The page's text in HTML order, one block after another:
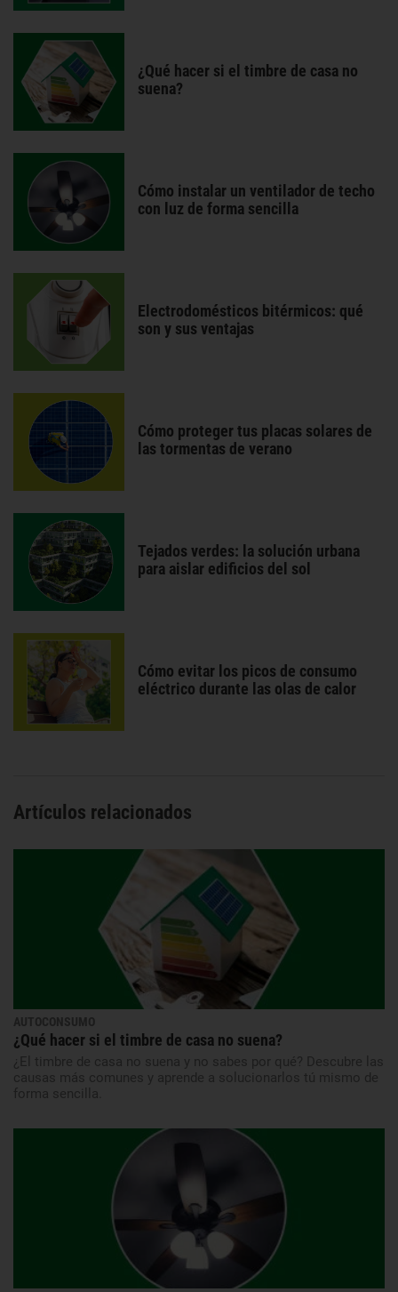
¿Qué hacer si el timbre de casa no
suena?
Cómo instalar un ventilador de techo
con luz de forma sencilla
Electrodomésticos bitérmicos: qué
son y sus ventajas
Cómo proteger tus placas solares de
las tormentas de verano
Tejados verdes: la solución urbana
para aislar edificios del sol
Cómo evitar los picos de consumo
eléctrico durante las olas de calor
Artículos relacionados
AUTOCONSUMO
¿Qué hacer si el timbre de casa no suena?
¿El timbre de casa no suena y no sabes por qué? Descubre las
causas más comunes y aprende a solucionarlos tú mismo de
forma sencilla.